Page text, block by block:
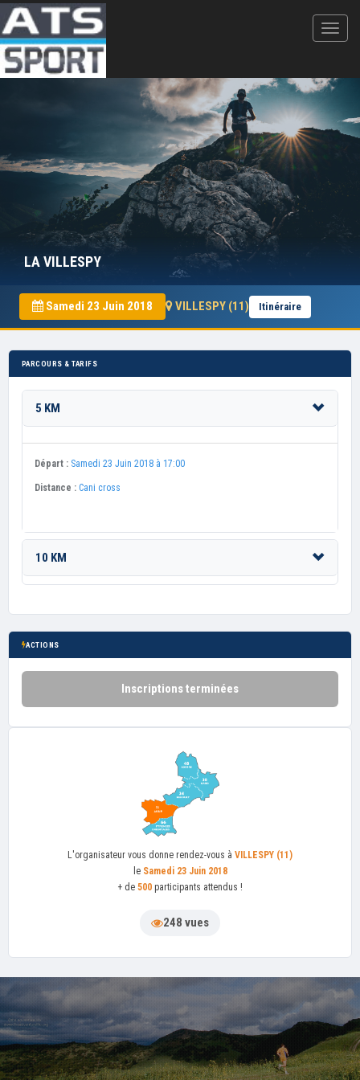
LA VILLESPY
Samedi 23 Juin 2018 VILLESPY (11) Itinéraire
PARCOURS & TARIFS
5 KM
Départ : Samedi 23 Juin 2018 à 17:00
Distance : Cani cross
10 KM
ACTIONS
Inscriptions terminées
L'organisateur vous donne rendez-vous à VILLESPY (11)
le Samedi 23 Juin 2018
+ de 500 participants attendus !
248 vues